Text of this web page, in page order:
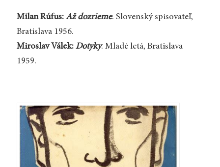
Milan Rúfus: Až dozrieme. Slovenský spisovateľ,
Bratislava 1956.
Miroslav Válek: Dotyky. Mladé letá, Bratislava
1959.